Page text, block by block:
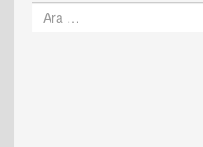
Arama
yap: